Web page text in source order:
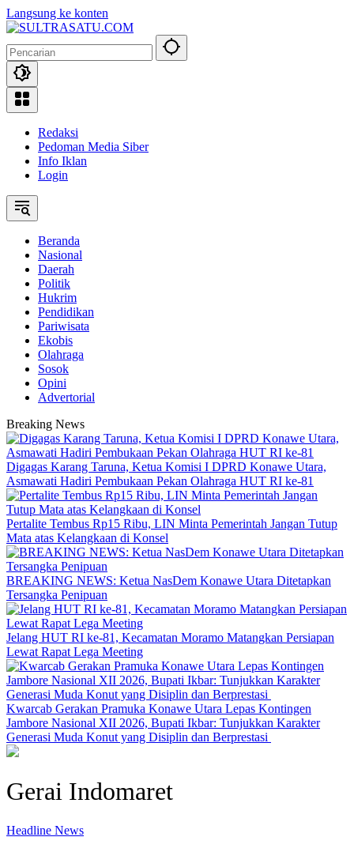
Langsung ke konten
Redaksi
Pedoman Media Siber
Info Iklan
Login
Beranda
Nasional
Daerah
Politik
Hukrim
Pendidikan
Pariwisata
Ekobis
Olahraga
Sosok
Opini
Advertorial
Breaking News
Digagas Karang Taruna, Ketua Komisi I DPRD Konawe Utara,
Asmawati Hadiri Pembukaan Pekan Olahraga HUT RI ke-81
‎Pertalite Tembus Rp15 Ribu, LIN Minta Pemerintah Jangan Tutup
Mata atas Kelangkaan di Konsel
BREAKING NEWS: Ketua NasDem Konawe Utara Ditetapkan
Tersangka Penipuan
‎Jelang HUT RI ke-81, Kecamatan Moramo Matangkan Persiapan
Lewat Rapat Lega Meeting
‎Kwarcab Gerakan Pramuka Konawe Utara Lepas Kontingen
Jambore Nasional XII 2026, Bupati Ikbar: Tunjukkan Karakter
Generasi Muda Konut yang Disiplin dan Berprestasi ‎
Gerai Indomaret
Headline News